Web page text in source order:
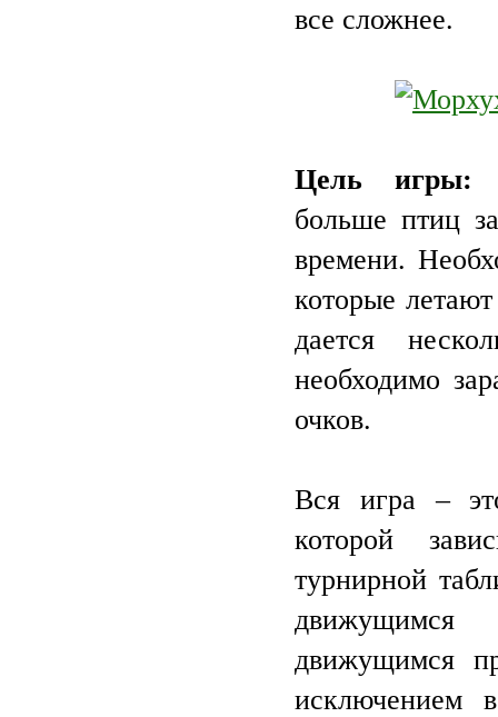
все сложнее.
Цель игры:
больше птиц
времени.
которые
дается
необходимо
очков.
Вся игра –
которой
турнирной
движущимся
исключением